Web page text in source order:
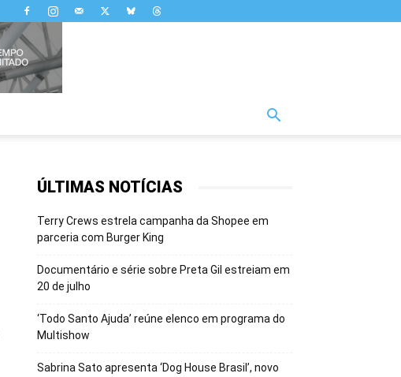
ÚLTIMAS NOTÍCIAS
Terry Crews estrela campanha da Shopee em
parceria com Burger King
Documentário e série sobre Preta Gil estreiam em
20 de julho
‘Todo Santo Ajuda’ reúne elenco em programa do
Multishow
Sabrina Sato apresenta ‘Dog House Brasil’, novo